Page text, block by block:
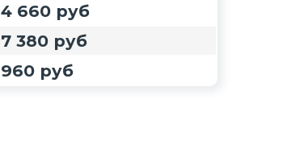
4 660 руб
7 380 руб
960 руб